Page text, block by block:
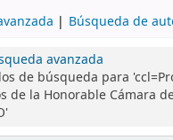
Búsqueda de
avanzada
de búsqueda para
de la Honorable Cámara